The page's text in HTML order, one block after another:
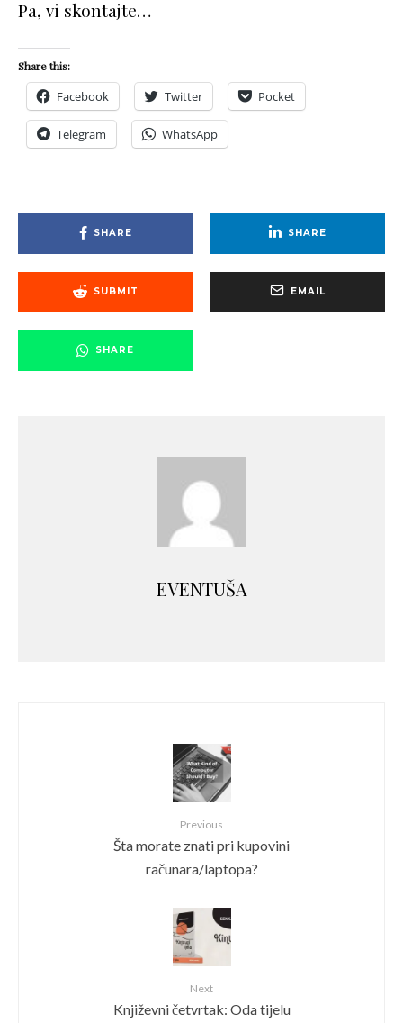
Pa, vi skontajte…
Share this:
Facebook Twitter Pocket
Telegram WhatsApp
SHARE SHARE
SUBMIT EMAIL
SHARE
EVENTUŠA
Previous
Šta morate znati pri kupovini
računara/laptopa?
Next
Književni četvrtak: Oda tijelu